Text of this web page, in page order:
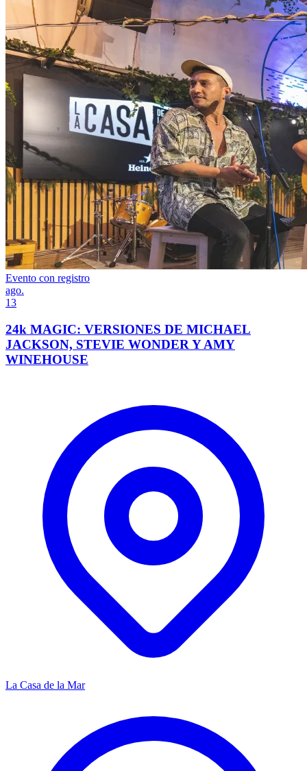
Evento con registro
ago.
13
24k MAGIC: VERSIONES DE MICHAEL
JACKSON, STEVIE WONDER Y AMY
WINEHOUSE
La Casa de la Mar